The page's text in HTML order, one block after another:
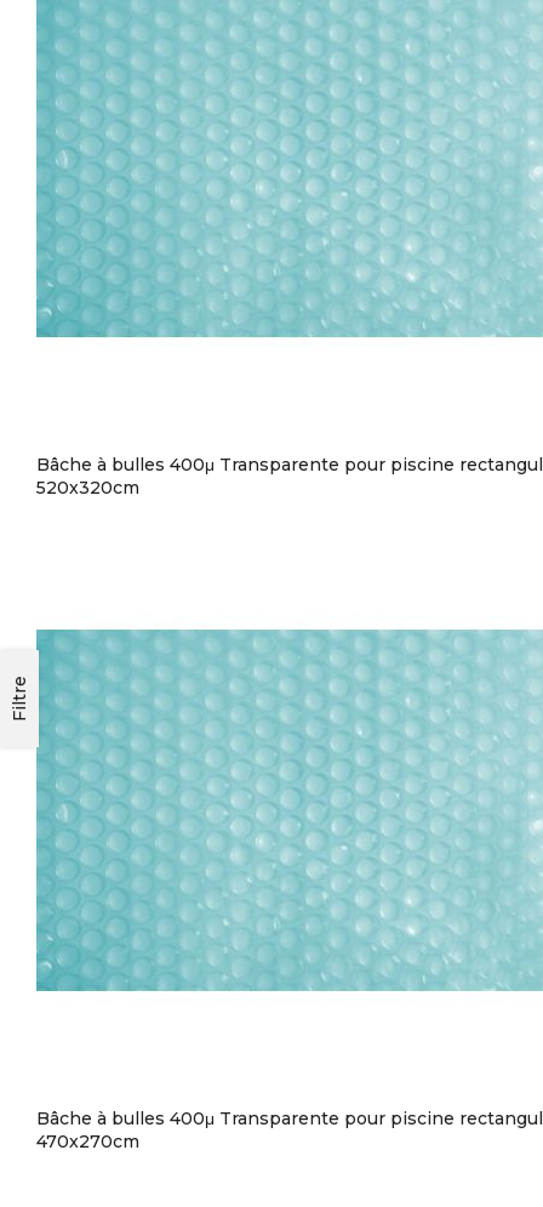
Bâche à bulles 400μ Transparente pour piscine
520x320cm
Bâche à bulles 400μ Transparente pour piscine
470x270cm
Filtre